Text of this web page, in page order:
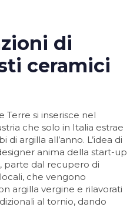
di
ceramici
si inserisce nel
che solo in Italia estrae
argilla all’anno. L’idea di
anima della start-up
parte dal recupero di
che vengono
argilla vergine e rilavorati
al tornio, dando